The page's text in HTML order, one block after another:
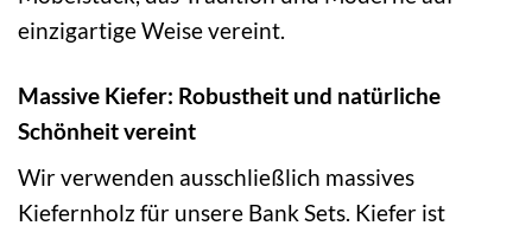
einzigartige Weise vereint.
Massive Kiefer: Robustheit und natürliche
Schönheit vereint
Wir verwenden ausschließlich massives
Kiefernholz für unsere Bank Sets. Kiefer ist